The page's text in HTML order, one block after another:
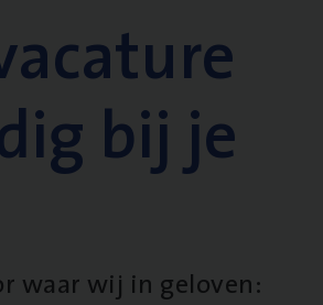
bij je
waar wij in geloven: